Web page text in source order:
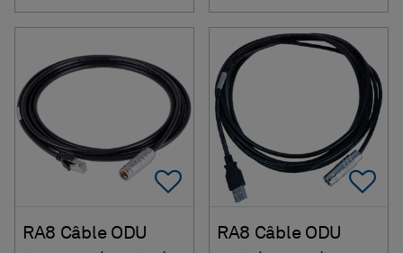
Add To Favorites
RA8 Câble ODU
RA8 Câble ODU